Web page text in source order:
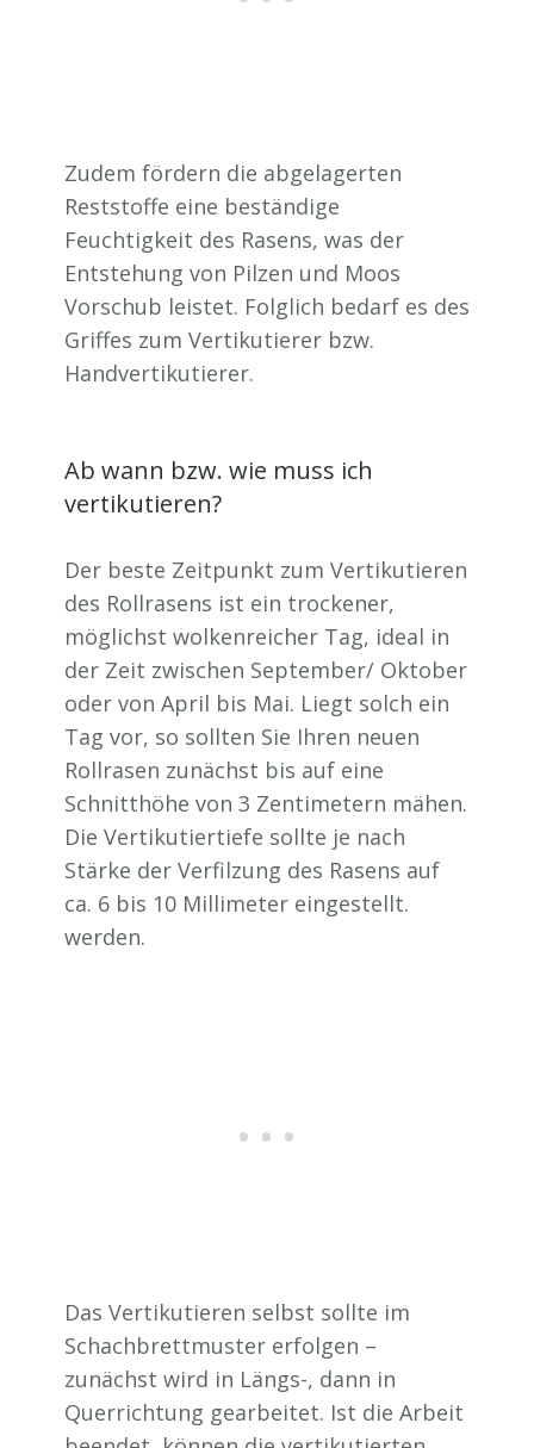
Zudem fördern die abgelagerten
Reststoffe eine beständige
Feuchtigkeit des Rasens, was der
Entstehung von Pilzen und Moos
Vorschub leistet. Folglich bedarf es des
Griffes zum Vertikutierer bzw.
Handvertikutierer.
Ab wann bzw. wie muss ich
vertikutieren?
Der beste Zeitpunkt zum Vertikutieren
des Rollrasens ist ein trockener,
möglichst wolkenreicher Tag, ideal in
der Zeit zwischen September/ Oktober
oder von April bis Mai. Liegt solch ein
Tag vor, so sollten Sie Ihren neuen
Rollrasen zunächst bis auf eine
Schnitthöhe von 3 Zentimetern mähen.
Die Vertikutiertiefe sollte je nach
Stärke der Verfilzung des Rasens auf
ca. 6 bis 10 Millimeter eingestellt.
werden.
Das Vertikutieren selbst sollte im
Schachbrettmuster erfolgen –
zunächst wird in Längs-, dann in
Querrichtung gearbeitet. Ist die Arbeit